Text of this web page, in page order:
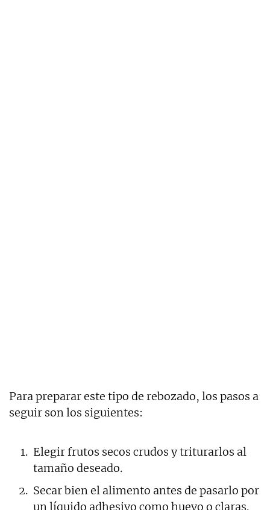
Para preparar este tipo de rebozado, los pasos a
seguir son los siguientes:
Elegir frutos secos crudos y triturarlos al
tamaño deseado.
Secar bien el alimento antes de pasarlo por
un líquido adhesivo como huevo o claras.